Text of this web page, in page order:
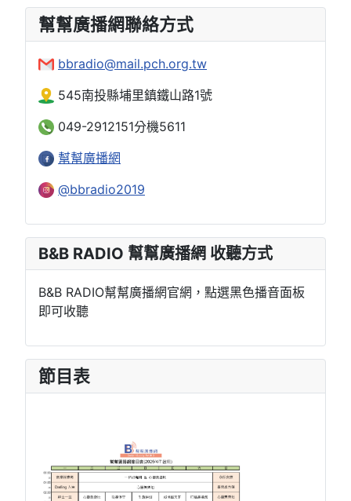
幫幫廣播網聯絡方式
bbradio@mail.pch.org.tw
545南投縣埔里鎮鐵山路1號
049-2912151分機5611
幫幫廣播網
@bbradio2019
B&B RADIO 幫幫廣播網 收聽方式
B&B RADIO幫幫廣播網官網，點選黑色播音面板
即可收聽
節目表